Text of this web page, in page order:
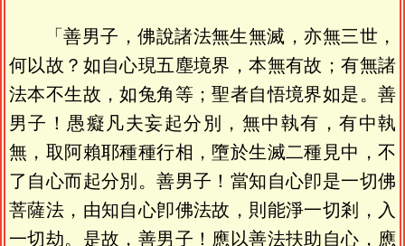
「善男子，佛說諸法無生無滅，亦無三世，
何以故？如自心現五塵境界，本無有故；有無諸
法本不生故，如兔角等；聖者自悟境界如是。善
男子！愚癡凡夫妄起分別，無中執有，有中執
無，取阿賴耶種種行相，墮於生滅二種見中，不
了自心而起分別。善男子！當知自心卽是一切佛
菩薩法，由知自心卽佛法故，則能淨一切剎，入
一切劫。是故，善男子！應以善法扶助自心，應